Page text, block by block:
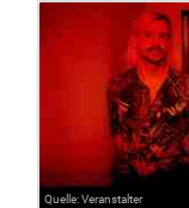
Quelle: Veranstalter